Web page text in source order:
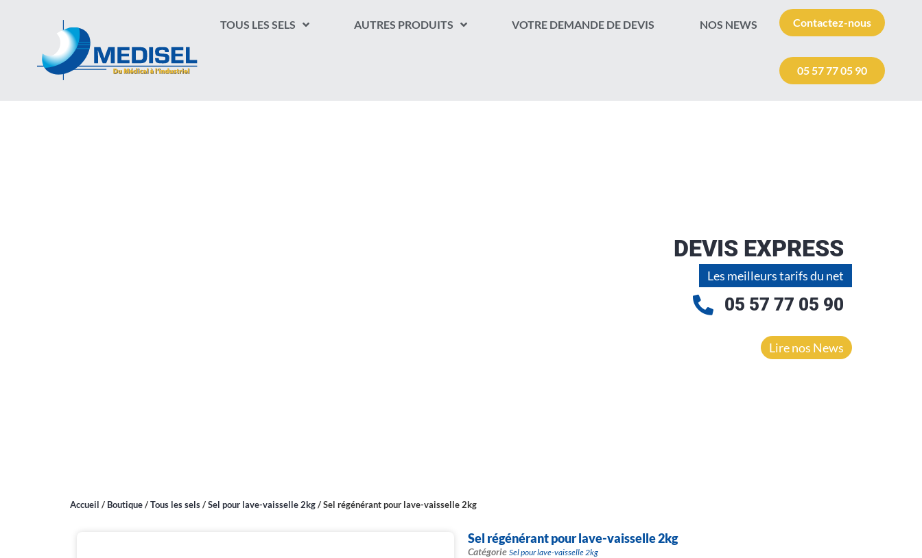
TOUS LES SELS AUTRES PRODUITS VOTRE DEMANDE DE DEVIS NOS NEWS Contactez-nous
05 57 77 05 90
DEVIS EXPRESS
Les meilleurs tarifs du net
05 57 77 05 90
Lire nos News
Accueil / Boutique/Tous les sels/Sel pour lave-vaisselle 2kg/Sel régénérant pour lave-vaisselle 2kg
Sel régénérant pour lave-vaisselle 2kg
Catégorie Sel pour lave-vaisselle 2kg